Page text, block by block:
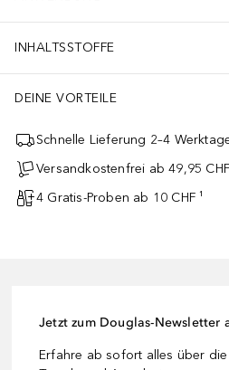
INHALTSSTOFFE
DEINE VORTEILE
Schnelle Lieferung 2–4
Versandkostenfrei ab 49,95 CHF
4 Gratis-Proben ab 10 CHF ¹
Jetzt zum Douglas-Newsletter
Erfahre ab sofort alles über